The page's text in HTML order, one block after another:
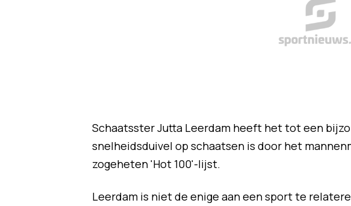
Schaatsster Jutta Leerdam heeft het tot een
snelheidsduivel op schaatsen is door het
zogeheten 'Hot 100'-lijst.
Leerdam is niet de enige aan een sport te